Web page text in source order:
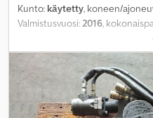
Kunto: käytetty, koneen/
Valmistusvuosi:2016,
,
paksuus:40 mm, kuormapiste:
1 150 mm
, työskentelyalue:930